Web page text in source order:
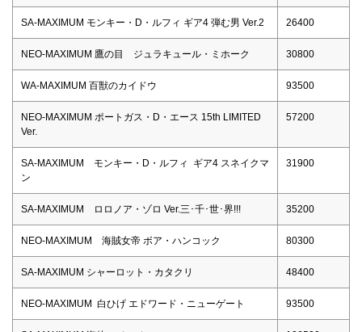
SA-MAXIMUM モンキー・D・ルフィ ギア4 弾む男 Ver.2 26400
NEO-MAXIMUM 鷹の目 ジュラキュール・ミホーク 30800
WA-MAXIMUM 百獣のカイドウ 93500
NEO-MAXIMUM ポートガス・D・エース 15th LIMITED
Ver.
57200
SA-MAXIMUM モンキー・D・ルフィ ギア4 スネイクマ
ン
31900
SA-MAXIMUM ロロノア・ゾロ Ver.三･千･世･界!!! 35200
NEO-MAXIMUM 海賊女帝 ボア・ハンコック 80300
SA-MAXIMUM シャーロット・カタクリ 48400
NEO-MAXIMUM 白ひげ エドワード・ニューゲート 93500